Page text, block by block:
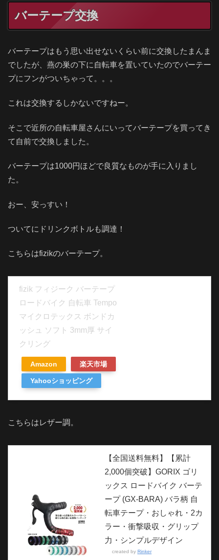
バーテープ交換
バーテープはもう思い出せないくらい前に交換したまんま
でしたが、燕の巣の下に自転車を置いていたのでバーテー
プにフンがついちゃって。。。
これは交換するしかないですねー。
そこで近所の自転車屋さんにいってバーテープを買ってき
て自前で交換しました。
バーテープは1000円ほどで良質なものが手に入りまし
た。
おー、安っすい！
ついてにドリンクボトルも調達！
こちらはfizikのバーテープ。
fizik フィジーク バーテープ
ロードバイク 自転車 Tempo
マイクロテックス ボンドカ
ッシュ ソフト 3mm厚 サイ
クリング
Amazon 楽天市場
Yahooショッピング
こちらはレザー調。
【全国送料無料】【累計
2,000個突破】GORIX ゴリ
ックス ロードバイク バーテ
ープ (GX-BARA) バラ柄 自
転車テープ・おしゃれ・2カ
ラー・衝撃吸収・グリップ
力・シンプルデザイン
created by Rinker